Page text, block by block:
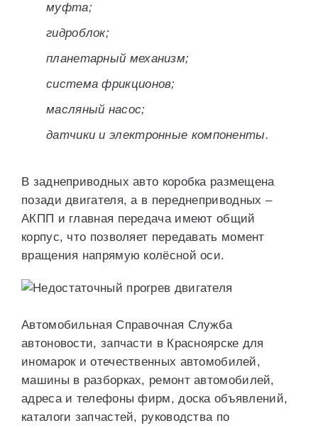
муфта;
гидроблок;
планетарный механизм;
система фрикционов;
масляный насос;
датчики и электронные компоненты.
В заднеприводных авто коробка размещена
позади двигателя, а в переднеприводных –
АКПП и главная передача имеют общий
корпус, что позволяет передавать момент
вращения напрямую колёсной оси.
Автомобильная Справочная Служба
автоновости, запчасти в Красноярске для
иномарок и отечественных автомобилей,
машины в разборках, ремонт автомобилей,
адреса и телефоны фирм, доска объявлений,
каталоги запчастей, руководства по